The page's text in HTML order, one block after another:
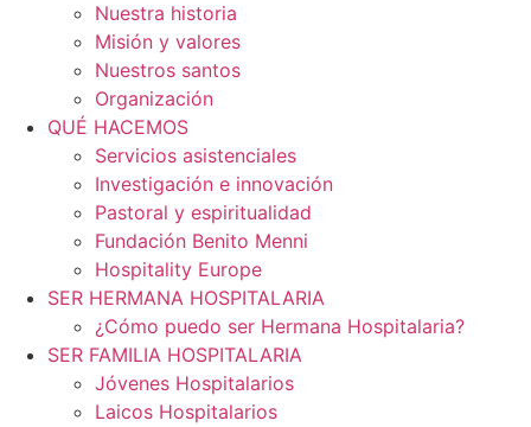
Nuestra historia
Misión y valores
Nuestros santos
Organización
QUÉ HACEMOS
Servicios asistenciales
Investigación e innovación
Pastoral y espiritualidad
Fundación Benito Menni
Hospitality Europe
SER HERMANA HOSPITALARIA
¿Cómo puedo ser Hermana Hospitalaria?
SER FAMILIA HOSPITALARIA
Jóvenes Hospitalarios
Laicos Hospitalarios